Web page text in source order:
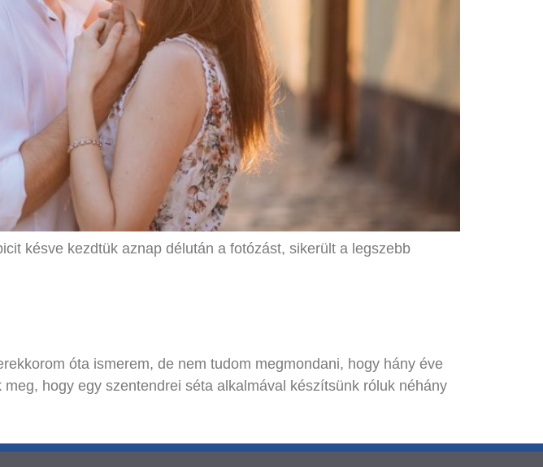
késve kezdtük aznap délután a fotózást, sikerült a legszebb
óta ismerem, de nem tudom megmondani, hogy hány éve
hogy egy szentendrei séta alkalmával készítsünk róluk néhány